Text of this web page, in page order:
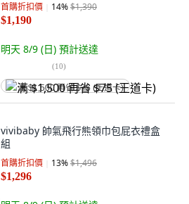
首購折扣價 14%$1,390
$1,190
明天 8/9 (日) 預計送達
(10)
满 $1,500 再省 $75 (王道卡)
vivibaby 帥氣飛行熊領巾包屁衣禮盒
組
首購折扣價 13%$1,496
$1,296